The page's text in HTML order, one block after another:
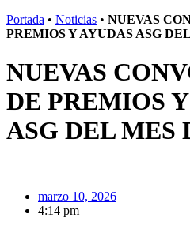
Portada • Noticias • NUEVAS
PREMIOS Y AYUDAS ASG
NUEVAS
DE PREMIOS
ASG DEL MES
marzo 10, 2026
4:14 pm